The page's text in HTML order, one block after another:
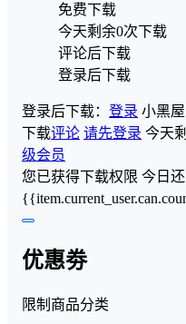
免费下载
今天剩余0次下载
评论后下载
登录后下载
登录后下载： 登录 小黑
下载评论 请先登录 今天
级会员
您已获得下载权限 今日
优惠劵
限制商品分类